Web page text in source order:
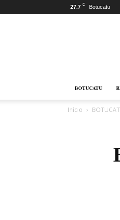
27.7 C Botucatu
BOTUCATU
Início